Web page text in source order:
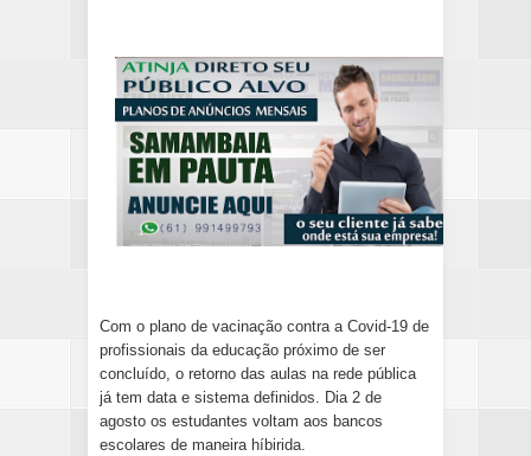
Com o plano de vacinação contra a Covid-19 de
profissionais da educação próximo de ser
concluído, o retorno das aulas na rede pública
já tem data e sistema definidos. Dia 2 de
agosto os estudantes voltam aos bancos
escolares de maneira híbirida.